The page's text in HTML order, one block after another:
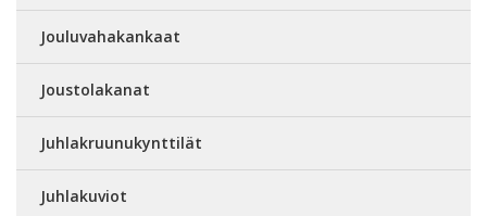
Jouluvahakankaat
Joustolakanat
Juhlakruunukynttilät
Juhlakuviot